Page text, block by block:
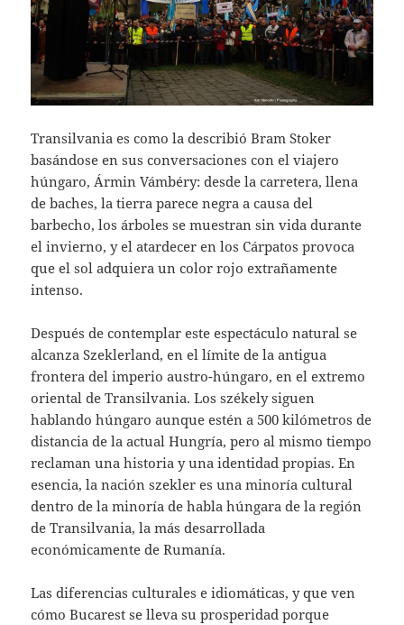
Transilvania es como la describió Bram Stoker
basándose en sus conversaciones con el viajero
húngaro, Ármin Vámbéry: desde la carretera, llena
de baches, la tierra parece negra a causa del
barbecho, los árboles se muestran sin vida durante
el invierno, y el atardecer en los Cárpatos provoca
que el sol adquiera un color rojo extrañamente
intenso.
Después de contemplar este espectáculo natural se
alcanza Szeklerland, en el límite de la antigua
frontera del imperio austro-húngaro, en el extremo
oriental de Transilvania. Los székely siguen
hablando húngaro aunque estén a 500 kilómetros de
distancia de la actual Hungría, pero al mismo tiempo
reclaman una historia y una identidad propias. En
esencia, la nación szekler es una minoría cultural
dentro de la minoría de habla húngara de la región
de Transilvania, la más desarrollada
económicamente de Rumanía.
Las diferencias culturales e idiomáticas, y que ven
cómo Bucarest se lleva su prosperidad porque